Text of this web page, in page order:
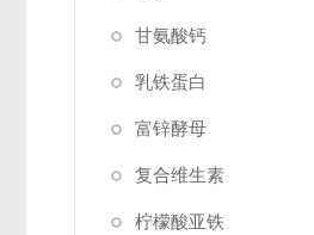
甘氨酸钙
乳铁蛋白
富锌酵母
复合维生素
柠檬酸亚铁